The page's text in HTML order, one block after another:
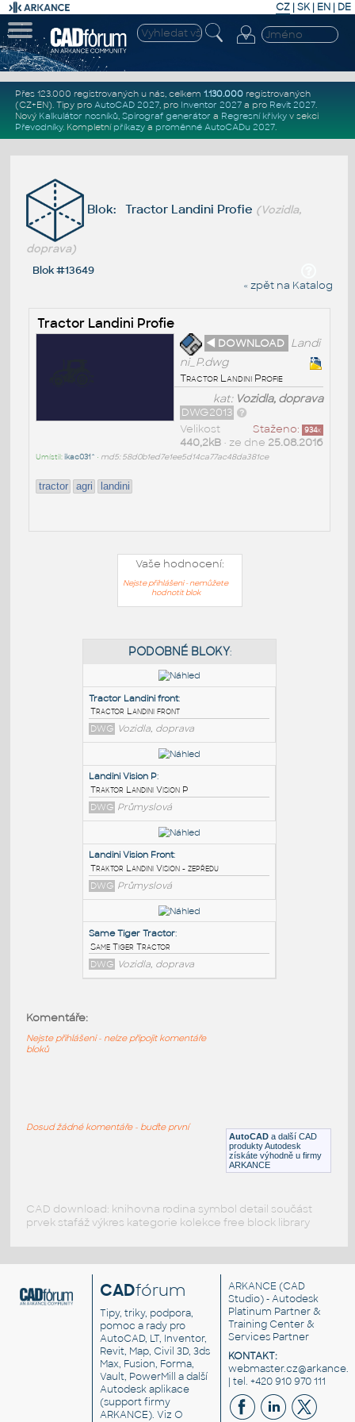
CZ | SK| EN | DE
Přes 123.000 registrovaných u nás, celkem 1.130.000registrovaných
(CZ+EN). Tipy pro AutoCAD 2027, pro Inventor 2027a pro Revit 2027.
Nový Kalkulátor nosníků, Spirograf generátor a Regresní křivkyv sekci
Převodníky. Kompletní příkazya proměnné AutoCADu 2027.
Blok: Tractor Landini Profie (Vozidla,
doprava)
Blok #13649
« zpět na Katalog
Tractor Landini Profie
◄ DOWNLOAD Landi
ni_P.dwg
Tractor Landini Profie
kat: Vozidla, doprava
DWG2013
Staženo: 934x
Velikost
440,2kB• ze dne 25.08.2016
Umístil:ikac031^ • md5: 58d0b1ed7e1ee5d14ca77ac48da381ce
tractor agri landini
Vaše hodnocení:
Nejste přihlášeni - nemůžete
hodnotit blok
PODOBNÉ BLOKY:
Tractor Landini front:
Tractor Landini front
DWG Vozidla, doprava
Landini Vision P:
Traktor Landini Vision P
DWG Průmyslová
DWG Průmyslová
DWG
Vozidla, doprava AutoCAD a další CAD
produkty Autodesk
získáte výhodně u firmy
ARKANCE
Komentáře:
Nejste přihlášeni - nelze připojit komentáře
bloků
Dosud žádné komentáře - buďte první
CAD download: knihovna rodina symbol detail součást
prvek stafáž výkres kategorie kolekce free block library
CADfórum
Tipy, triky, podpora,
pomoc a rady pro
AutoCAD, LT, Inventor,
Revit, Map, Civil 3D, 3ds
Max, Fusion, Forma,
Vault, PowerMill a další
Autodesk aplikace
(support firmy
ARKANCE). VizO
ARKANCE (CAD
Studio) - Autodesk
Platinum Partner &
Training Center &
Services Partner
KONTAKT:
| tel. +420 910 970 111